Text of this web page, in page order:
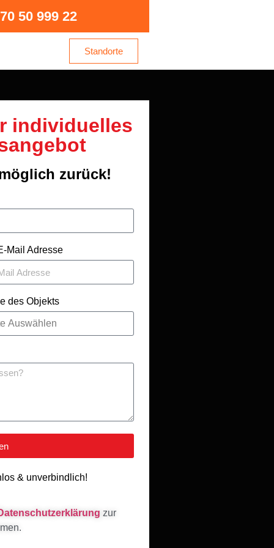
50 999 22
Standorte
individuelles
zurück!
Mail Adresse
des Objekts
& unverbindlich!
zur